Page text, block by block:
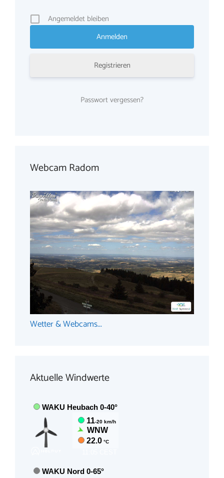
Angemeldet bleiben
Registrieren
Passwort vergessen?
Webcam Radom
Wetter & Webcams...
Aktuelle Windwerte